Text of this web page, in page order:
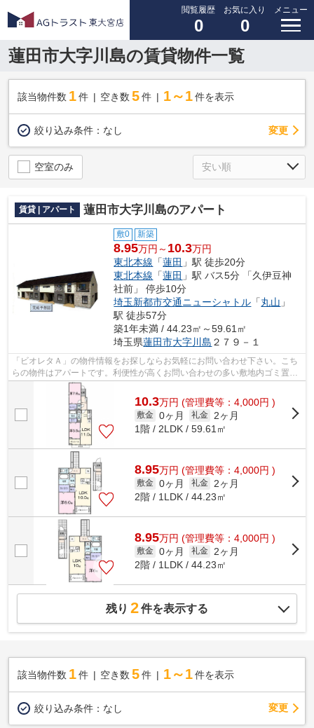
閲覧履歴
0
お気に入り
0
メニュー
蓮田市大字川島の賃貸物件一覧
該当物件数 1件 空き数 5 件 1～1 件を表示
絞り込み条件： なし 変更
空室のみ
賃貸 | アパート 蓮田市大字川島のアパート
敷0 新築
8.95万円～ 10.3万円
東北本線 「蓮田 」駅 徒歩20分
東北本線 「蓮田 」駅 バス5分 「久伊豆神
社前」 停歩10分
埼玉新都市交通ニューシャトル 「丸山 」
駅 徒歩57分
築1年未満 / 44.23㎡～59.61㎡
埼玉県蓮田市大字川島 ２７９－１
「ビオレタＡ」の物件情報をお探しならお気軽にお問い合わせ下さい。こち
らの物件はアパートです。利便性が高くお問い合わせの多い敷地内ゴミ置き
場です。自走式駐車場がある物件です...
10.3万円 (管理費等：4,000円 )
敷金 0ヶ月 礼金
2ヶ月
1階 / 2LDK / 59.61㎡
8.95万円 (管理費等：4,000円 )
敷金 0ヶ月 礼金
2ヶ月
2階 / 1LDK / 44.23㎡
8.95万円 (管理費等：4,000円 )
敷金 0ヶ月 礼金
2ヶ月
2階 / 1LDK / 44.23㎡
残り 2件を表示する
該当物件数 1件 空き数 5 件 1～1 件を表示
絞り込み条件： なし 変更